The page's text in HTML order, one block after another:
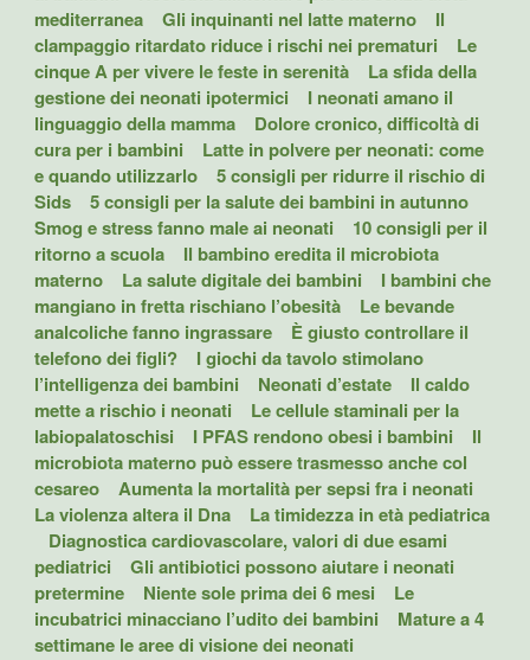
mediterranea
Gli inquinanti nel latte materno
Il
clampaggio ritardato riduce i rischi nei prematuri
Le
cinque A per vivere le feste in serenità
La sfida della
gestione dei neonati ipotermici
I neonati amano il
linguaggio della mamma
Dolore cronico, difficoltà di
cura per i bambini
Latte in polvere per neonati: come
e quando utilizzarlo
5 consigli per ridurre il rischio di
Sids
5 consigli per la salute dei bambini in autunno
Smog e stress fanno male ai neonati
10 consigli per il
ritorno a scuola
Il bambino eredita il microbiota
materno
La salute digitale dei bambini
I bambini che
mangiano in fretta rischiano l’obesità
Le bevande
analcoliche fanno ingrassare
È giusto controllare il
telefono dei figli?
I giochi da tavolo stimolano
l’intelligenza dei bambini
Neonati d’estate
Il caldo
mette a rischio i neonati
Le cellule staminali per la
labiopalatoschisi
I PFAS rendono obesi i bambini
Il
microbiota materno può essere trasmesso anche col
cesareo
Aumenta la mortalità per sepsi fra i neonati
La violenza altera il Dna
La timidezza in età pediatrica
Diagnostica cardiovascolare, valori di due esami
pediatrici
Gli antibiotici possono aiutare i neonati
pretermine
Niente sole prima dei 6 mesi
Le
incubatrici minacciano l’udito dei bambini
Mature a 4
settimane le aree di visione dei neonati